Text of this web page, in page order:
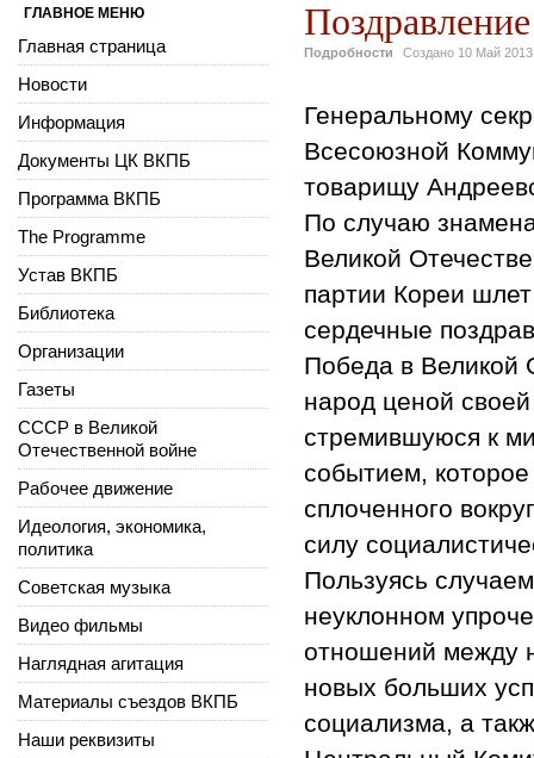
Подробности Создано 10 Май 2013
Генеральному
Всесоюзной
товарищу
По случаю
Великой
партии Кореи
сердечные
Победа в Великой
народ ценой
стремившуюся к
событием,
сплоченного
силу
Пользуясь
неуклонном
отношений между
новых больших
социализма, а
ГЛАВНОЕ МЕНЮ
Главная страница
Новости
Информация
Документы ЦК ВКПБ
Программа ВКПБ
The Programme
Устав ВКПБ
Библиотека
Организации
Газеты
СССР в Великой
Отечественной войне
Рабочее движение
Идеология, экономика,
политика
Советская музыка
Видео фильмы
Наглядная агитация
Материалы съездов ВКПБ
Наши реквизиты